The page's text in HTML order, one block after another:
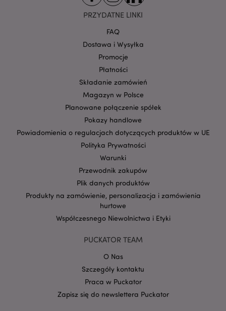
PRZYDATNE LINKI
FAQ
Dostawa i Wysyłka
Promocje
Płatności
Składanie zamówień
Magazyn w Polsce
Planowane połączenie spółek
Pokazy handlowe
Powiadomienia o regulacjach dotyczących produktów w UE
Polityka Prywatności
Warunki
Przewodnik zakupów
Plik danych produktów
Produkty na zamówienie, personalizacja i zamówienia
hurtowe
Współczesnego Niewolnictwa i Etyki
PUCKATOR TEAM
O Nas
Szczegóły kontaktu
Praca w Puckator
Zapisz się do newslettera Puckator
X-Magento-Vary